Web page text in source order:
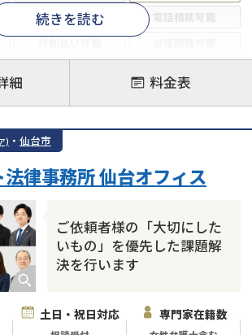
19時以降電話可能
電話相談可能
自己破産
任意整理
時効援用
住宅ローン
消費者金融・サラ金
続きを読む
細 料金表
) ・ 仙台市
ご依頼者様の「大切にした
いもの」を優先した課題解
決を行います
律事務所 仙台オフィス
土日・祝日対応 専門家在籍数